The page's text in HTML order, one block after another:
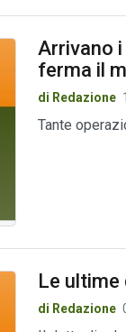
Arrivano
ferma il
di Redazione
Tante
Le ultime
di Redazione